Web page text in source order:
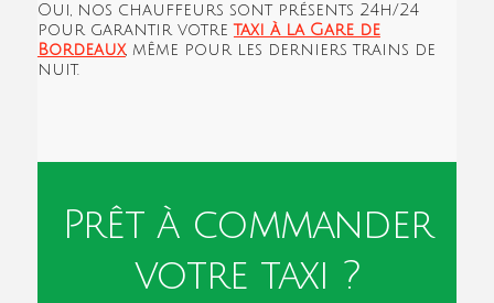
Oui, nos chauffeurs sont présents 24h/24
pour garantir votretaxi à la Gare de
Bordeaux, même pour les derniers trains de
nuit.
Prêt à commander
votre taxi ?